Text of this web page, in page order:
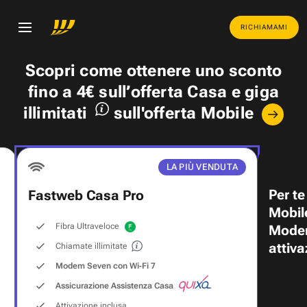
RICHIAMAMI
Scopri come ottenere uno sconto
fino a 4€ sull’offerta Casa egiga
illimitati
sull'offerta Mobile
LA PIÙ VENDUTA
Fastweb Casa Pro
Fibra Ultraveloce
Chiamate illimitate
Modem Seven con Wi‑Fi 7
Assicurazione Assistenza Casa
Per